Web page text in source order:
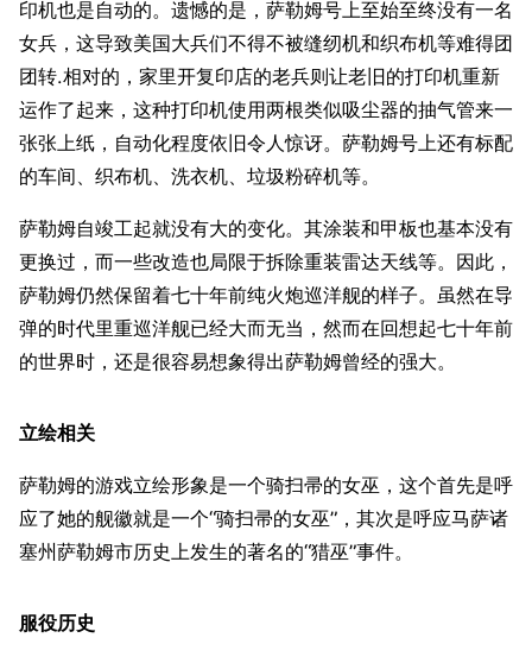
印机也是自动的。遗憾的是，萨勒姆号上至始至终没有一名
女兵，这导致美国大兵们不得不被缝纫机和织布机等难得团
团转.相对的，家里开复印店的老兵则让老旧的打印机重新
运作了起来，这种打印机使用两根类似吸尘器的抽气管来一
张张上纸，自动化程度依旧令人惊讶。萨勒姆号上还有标配
的车间、织布机、洗衣机、垃圾粉碎机等。
萨勒姆自竣工起就没有大的变化。其涂装和甲板也基本没有
更换过，而一些改造也局限于拆除重装雷达天线等。因此，
萨勒姆仍然保留着七十年前纯火炮巡洋舰的样子。虽然在导
弹的时代里重巡洋舰已经大而无当，然而在回想起七十年前
的世界时，还是很容易想象得出萨勒姆曾经的强大。
立绘相关
萨勒姆的游戏立绘形象是一个骑扫帚的女巫，这个首先是呼
应了她的舰徽就是一个“骑扫帚的女巫”，其次是呼应马萨诸
塞州萨勒姆市历史上发生的著名的“猎巫”事件。
服役历史